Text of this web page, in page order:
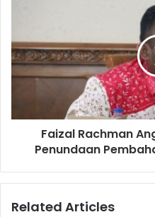
Faizal Rachman
Penundaan
Related Articles